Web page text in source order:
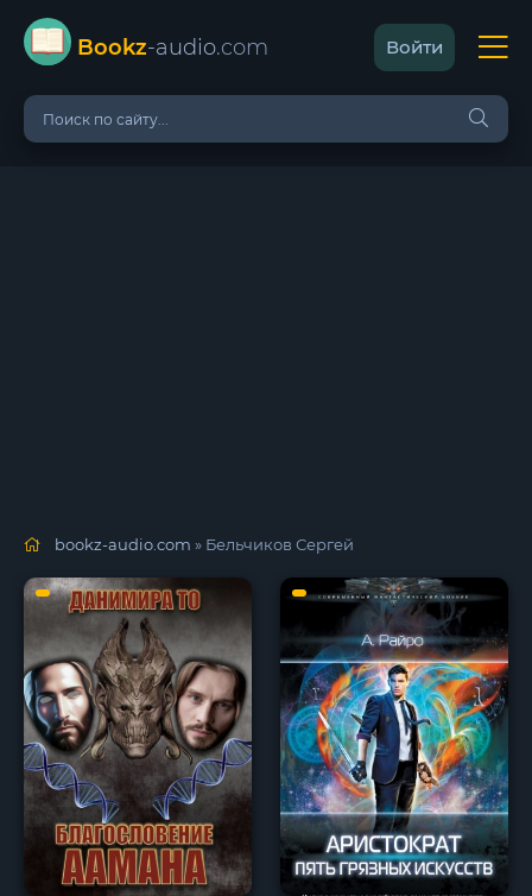
Bookz-audio.com Войти
bookz-audio.com » Бельчиков Сергей